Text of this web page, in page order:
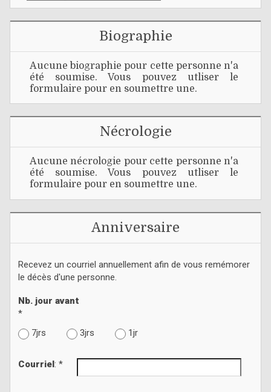
Biographie
Aucune biographie pour cette personne n'a
été soumise. Vous pouvez utliser le
formulaire pour en soumettre une.
Nécrologie
Aucune nécrologie pour cette personne n'a
été soumise. Vous pouvez utliser le
formulaire pour en soumettre une.
Anniversaire
Recevez un courriel annuellement afin de vous remémorer
le décès d'une personne.
Nb. jour avant
*
7jrs
3jrs 1jr
Courriel : *